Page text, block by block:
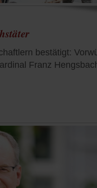
bestätigt:
Franz